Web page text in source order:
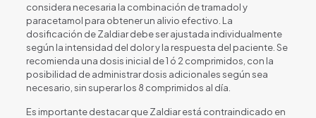
considera necesaria la combinación de tramadol y
paracetamol para obtener un alivio efectivo. La
dosificación de Zaldiar debe ser ajustada individualmente
según la intensidad del dolor y la respuesta del paciente. Se
recomienda una dosis inicial de 1 ó 2 comprimidos, con la
posibilidad de administrar dosis adicionales según sea
necesario, sin superar los 8 comprimidos al día.
Es importante destacar que Zaldiar está contraindicado en